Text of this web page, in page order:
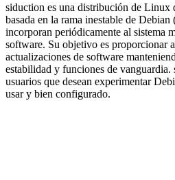
siduction es una distribución de Linux
basada en la rama inestable de
incorporan periódicamente al sistema
software. Su objetivo es proporcionar
actualizaciones de software
estabilidad y funciones de vanguardia.
usuarios que desean experimentar
usar y bien configurado.